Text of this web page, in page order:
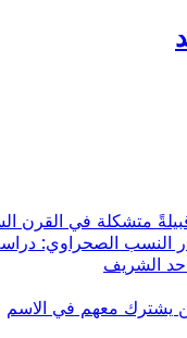
متشكلة في القرن
النسب الصحراوي:
الشريف
يشترك معهم في الاسم